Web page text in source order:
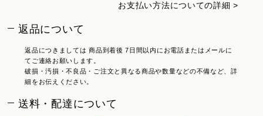
お支払い方法についての詳細 >
返品について
返品につきましては 商品到着後 7日間以内にお電話またはメールに
てご連絡お願いします。
破損・汚損・不良品・ご注文と異なる商品や数量などの不備など、詳
細をお伝えください。
送料・配達について